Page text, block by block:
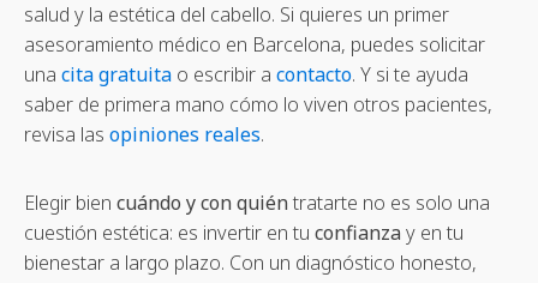
salud y la estética del cabello. Si quieres un primer
asesoramiento médico en Barcelona, puedes solicitar
una cita gratuita o escribir a contacto. Y si te ayuda
saber de primera mano cómo lo viven otros pacientes,
revisa las opiniones reales.
Elegir bien cuándo y con quiéntratarte no es solo una
cuestión estética: es invertir en tu confianzay en tu
bienestar a largo plazo. Con un diagnóstico honesto,